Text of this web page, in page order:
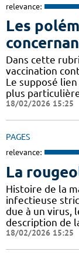
relevance:
Les
Dans cette
vaccination
Le supposé
plus
18/02/2026 15:25
PAGES
relevance:
La
Histoire de la
infectieuse
due à un virus,
description de
18/02/2026 15:25